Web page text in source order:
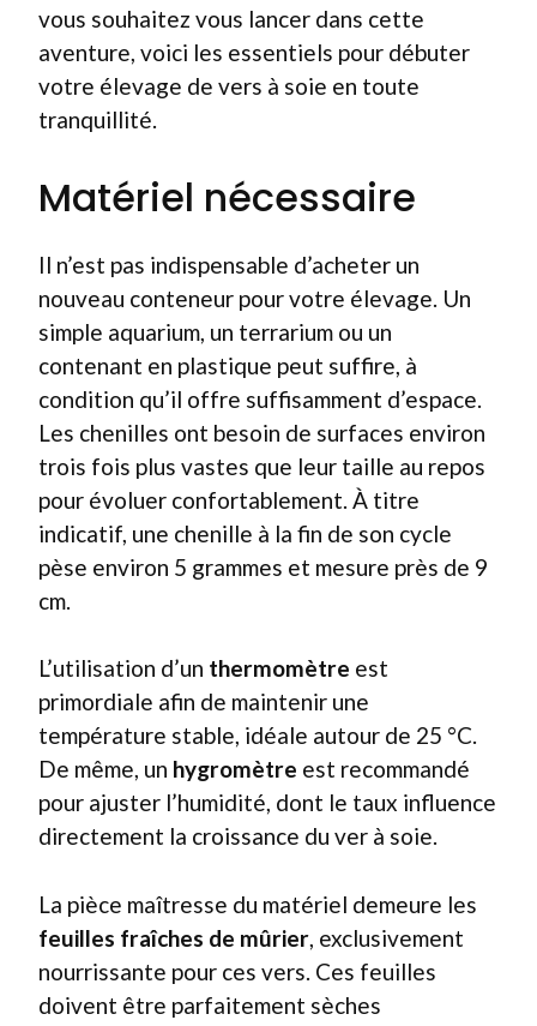
vous souhaitez vous lancer dans cette
aventure, voici les essentiels pour débuter
votre élevage de vers à soie en toute
tranquillité.
Matériel nécessaire
Il n’est pas indispensable d’acheter un
nouveau conteneur pour votre élevage. Un
simple aquarium, un terrarium ou un
contenant en plastique peut suffire, à
condition qu’il offre suffisamment d’espace.
Les chenilles ont besoin de surfaces environ
trois fois plus vastes que leur taille au repos
pour évoluer confortablement. À titre
indicatif, une chenille à la fin de son cycle
pèse environ 5 grammes et mesure près de 9
cm.
L’utilisation d’un thermomètre est
primordiale afin de maintenir une
température stable, idéale autour de 25 °C.
De même, un hygromètre est recommandé
pour ajuster l’humidité, dont le taux influence
directement la croissance du ver à soie.
La pièce maîtresse du matériel demeure les
feuilles fraîches de mûrier , exclusivement
nourrissante pour ces vers. Ces feuilles
doivent être parfaitement sèches